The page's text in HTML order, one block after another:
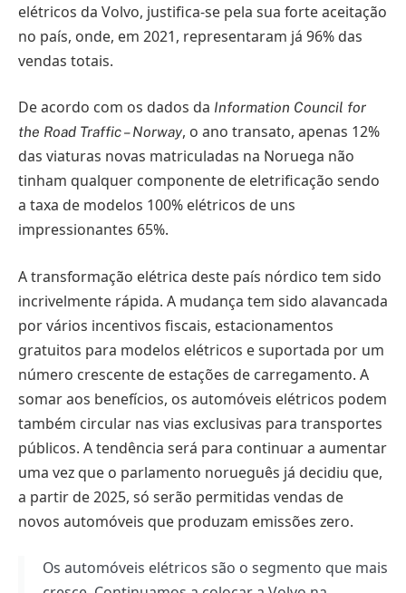
elétricos da Volvo, justifica-se pela sua forte aceitação
no país, onde, em 2021, representaram já 96% das
vendas totais.
De acordo com os dados da Information Council for
the Road Traffic – Norway, o ano transato, apenas 12%
das viaturas novas matriculadas na Noruega não
tinham qualquer componente de eletrificação sendo
a taxa de modelos 100% elétricos de uns
impressionantes 65%.
A transformação elétrica deste país nórdico tem sido
incrivelmente rápida. A mudança tem sido alavancada
por vários incentivos fiscais, estacionamentos
gratuitos para modelos elétricos e suportada por um
número crescente de estações de carregamento. A
somar aos benefícios, os automóveis elétricos podem
também circular nas vias exclusivas para transportes
públicos. A tendência será para continuar a aumentar
uma vez que o parlamento norueguês já decidiu que,
a partir de 2025, só serão permitidas vendas de
novos automóveis que produzam emissões zero.
Os automóveis elétricos são o segmento que mais